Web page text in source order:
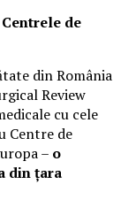
de
din România
Review
cu cele
Centre de
– o
din țara